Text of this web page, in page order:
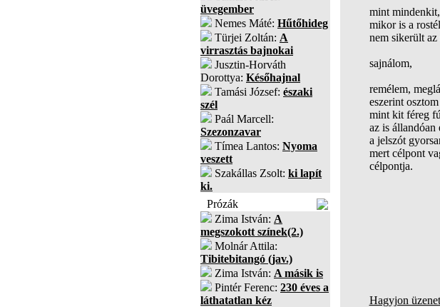
üvegember
Nemes Máté: Hűtőhideg
Türjei Zoltán: A
virrasztás bajnokai
Jusztin-Horváth
Dorottya: Későhajnal
Tamási József: északi
szél
Paál Marcell:
Szezonzavar
Tímea Lantos: Nyoma
veszett
Szakállas Zsolt: ki lapít
ki.
Prózák
Zima István: A
megszokott színek(2.)
Molnár Attila:
Tibitebitangó (jav.)
Zima István: A másik is
Pintér Ferenc: 230 éves a
láthatatlan kéz
mint
mikor is a
nem sikerült
sajnálom,
remélem,
eszerint
mint kit féreg
az is állandóan
a jelszót
mert célpont
célpontja.
Hagyjon